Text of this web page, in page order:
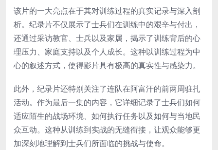
该片的一大亮点在于其对训练过程的真实记录与深入剖
析。纪录片不仅展示了士兵们在训练中的艰辛与付出，
还通过采访教官、士兵以及家属，揭示了训练背后的心
理压力、家庭支持以及个人成长。这种以训练过程为中
心的叙述方式，使得影片具有极高的真实性与感染力。
此外，纪录片还特别关注了连队在阿富汗的前两周驻扎
活动。作为最后一集的内容，它详细记录了士兵们如何
适应陌生的战场环境、如何执行任务以及如何与当地民
众互动。这种从训练到实战的无缝衔接，让观众能够更
加深刻地理解到士兵们所面临的挑战与使命。